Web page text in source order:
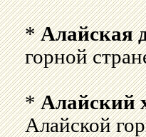
*Алайская
горной
*Алайский
Алайской